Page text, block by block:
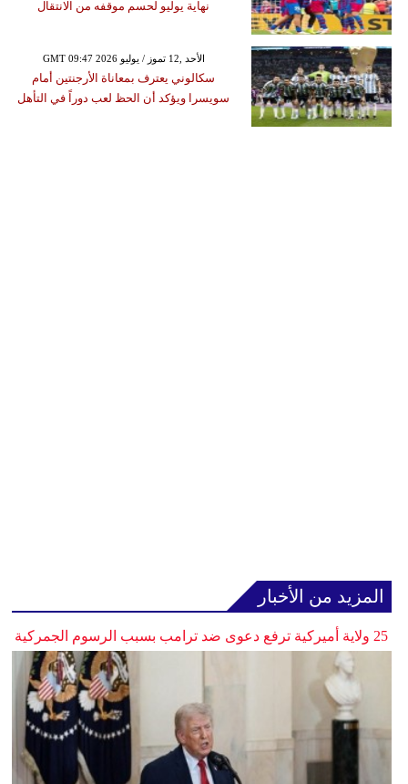
نهاية يوليو لحسم موقفه من الانتقال
GMT 09:47 2026 الأحد ,12 تموز / يوليو
سكالوني يعترف بمعاناة الأرجنتين أمام
سويسرا ويؤكد أن الحظ لعب دوراً في التأهل
المزيد من الأخبار
25 ولاية أميركية ترفع دعوى ضد ترامب بسبب الرسوم الجمركية